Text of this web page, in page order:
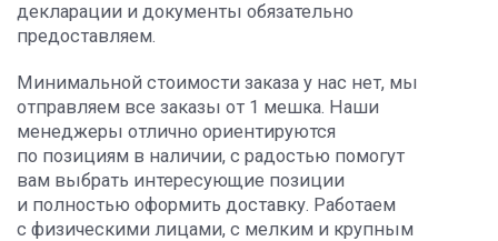
декларации и документы обязательно
предоставляем.
Минимальной стоимости заказа у нас нет, мы
отправляем все заказы от 1 мешка. Наши
менеджеры отлично ориентируются
по позициям в наличии, с радостью помогут
вам выбрать интересующие позиции
и полностью оформить доставку. Работаем
с физическими лицами, с мелким и крупным